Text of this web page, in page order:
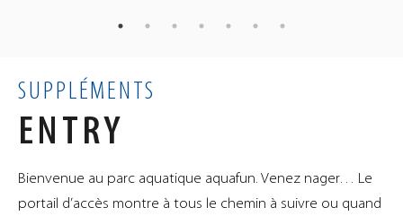
m³
SUPPLÉMENTS
ENTRY
Bienvenue au parc aquatique aquafun. Venez nager… Le
portail d’accès montre à tous le chemin à suivre ou quand